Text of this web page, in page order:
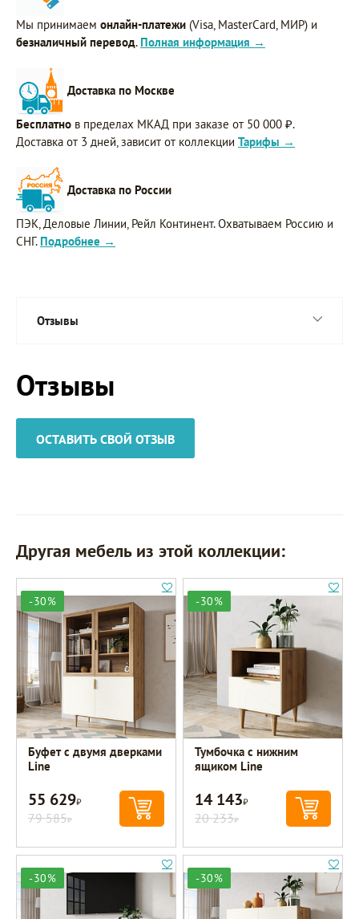
Мы принимаем онлайн-платежи (Visa, MasterCard, МИР) и
безналичный перевод. Полная информация →
Доставка по Москве
Бесплатно в пределах МКАД при заказе от 50 000 ₽.
Доставка от 3 дней, зависит от коллекции Тарифы →
Доставка по России
ПЭК, Деловые Линии, Рейл Континент. Охватываем Россию и
СНГ. Подробнее →
Отзывы
Отзывы
ОСТАВИТЬ СВОЙ ОТЗЫВ
Другая мебель из этой коллекции:
-30%
Буфет с двумя дверками
Line
55 629Р
79 585Р
-30%
Тумбочка с нижним
ящиком Line
14 143Р
20 233Р
-30% -30%